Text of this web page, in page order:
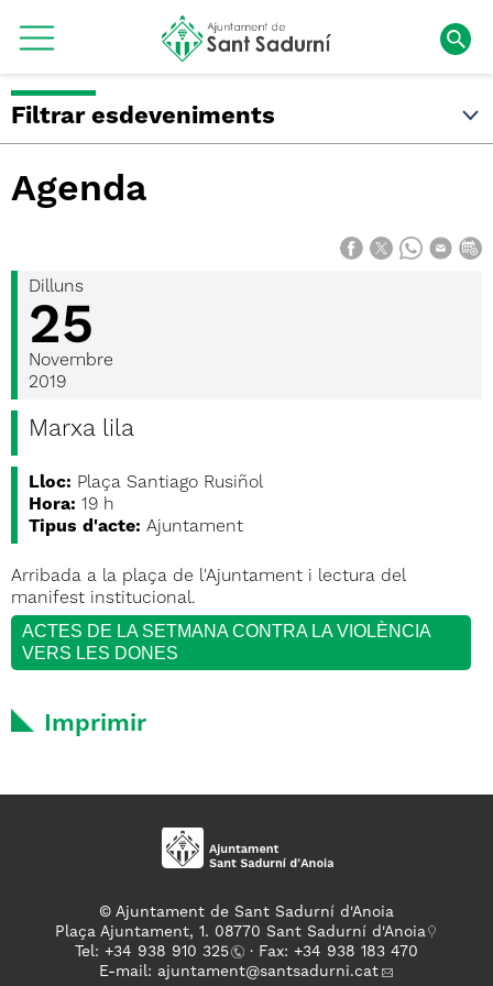
Filtrar esdeveniments
Agenda
Dilluns
25
Novembre
2019
Marxa lila
Lloc: Plaça Santiago Rusiñol
Hora: 19 h
Tipus d'acte: Ajuntament
Arribada a la plaça de l'Ajuntament i lectura del
manifest institucional.
ACTES DE LA SETMANA CONTRA LA VIOLÈNCIA
VERS LES DONES
Imprimir
© Ajuntament de Sant Sadurní d'Anoia
Plaça Ajuntament, 1. 08770 Sant Sadurní d'Anoia
Tel: +34 938 910 325
· Fax: +34 938 183 470
E-mail: ajuntament@santsadurni.cat